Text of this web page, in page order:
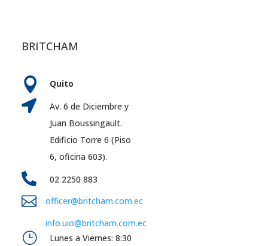
BRITCHAM
 Quito

Av. 6 de Diciembre y
Juan Boussingault.
Edificio Torre 6 (Piso
6, oficina 603).
 02 2250 883

officer@britcham.com.ec
info.uio@britcham.com.ec
}
Lunes a Viernes: 8:30